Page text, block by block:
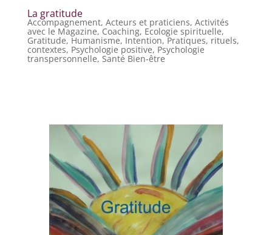
La gratitude
Accompagnement, Acteurs et praticiens, Activités
avec le Magazine, Coaching, Ecologie spirituelle,
Gratitude, Humanisme, Intention,Pratiques, rituels,
contextes, Psychologie positive, Psychologie
transpersonnelle, Santé Bien-être